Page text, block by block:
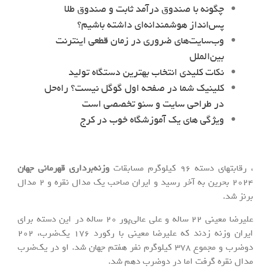
چگونه با صندوق درآمد ثابت و صندوق طلا
پس‌انداز هوشمندانه‌ای داشته باشیم؟
وب‌سایت‌های ضروری در زمان قطعی اینترنت
بین‌الملل
نکات کلیدی انتخاب بهترین دستگاه تولید
کلینیک شما در صفحه اول گوگل نیست؟ راه‌حل
در طراحی سایت و سئو تخصصی است
ویژگی های یک آموزشگاه خوب در کرج
، رقابتهای دسته ۹۶ کیلوگرم مسابقات
وزنه‌برداری قهرمانی جهان
۲۰۲۴ بحرین به آخر رسید و ایران صاحب یک مدال نقره و ۲ مدال
برنز شد.
علیرضا معینی ۲۲ ساله و علی عالی‌پور ۲۰ ساله در این دسته برای
ایران وزنه زدند که علیرضا معینی با رکورد ۱۷۶ یک‌ضرب، ۲۰۲
دوضرب و مجموع ۳۷۸ کیلوگرم نفر هفتم جهان شد. او در یک‌ضرب
مدال نقره گرفت اما در دوضرب دهم شد.